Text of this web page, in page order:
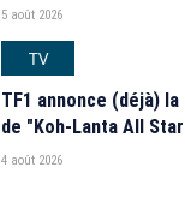
5 août 2026
TV
TF1 annonce (déjà)
de "Koh-Lanta All
4 août 2026